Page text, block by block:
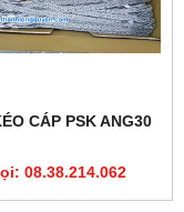
CÁP PSK ANG30
08.38.214.062